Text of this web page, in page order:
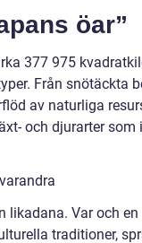
öar”
377 975
Från snötäckta
av naturliga
och djurarter som
Var och
traditioner,